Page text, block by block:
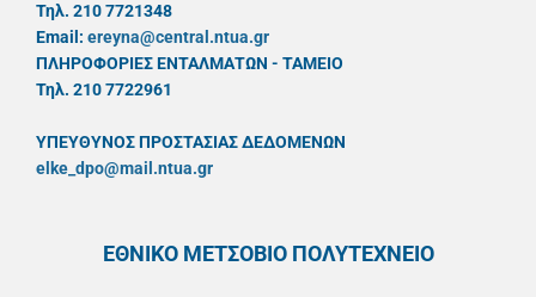
Τηλ. 210 7721348
Email: ereyna@central.ntua.gr
ΠΛΗΡΟΦΟΡΙΕΣ ΕΝΤΑΛΜΑΤΩΝ - ΤΑΜΕΙΟ
Τηλ. 210 7722961
ΥΠΕΥΘYΝΟΣ ΠΡΟΣΤΑΣΙΑΣ ΔΕΔΟΜΕΝΩΝ
elke_dpo@mail.ntua.gr
ΕΘΝΙΚΟ ΜΕΤΣΟΒΙΟ ΠΟΛΥΤΕΧΝΕΙΟ